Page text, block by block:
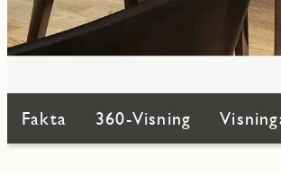
Fakta 360-Visning